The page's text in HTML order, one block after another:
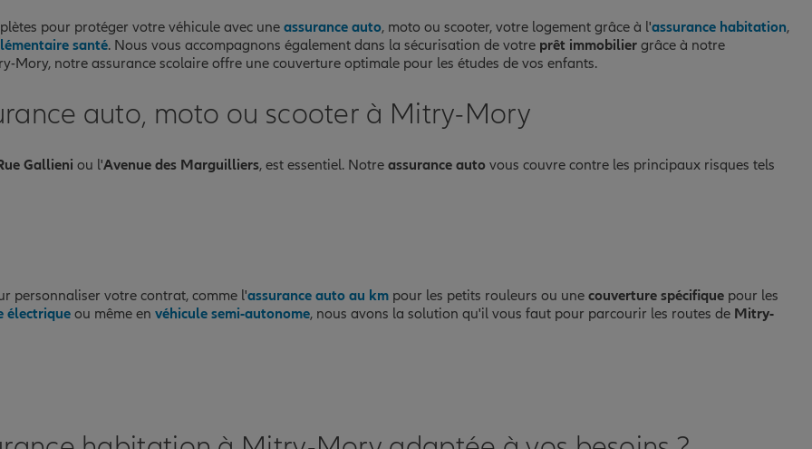
pour protéger votre véhicule avec une assurance auto, moto ou scooter, votre logement grâce à l'assurance habitation,
santé. Nous vous accompagnons également dans la sécurisation de votre prêt immobilier grâce à notre
Mory, notre assurance scolaire offre une couverture optimale pour les études de vos enfants.
auto, moto ou scooter à Mitry-Mory
Gallieni ou l'Avenue des Marguilliers, est essentiel. Notre assurance auto vous couvre contre les principaux risques tels
personnaliser votre contrat, comme l'assurance auto au km pour les petits rouleurs ou une couverture spécifique pour les
électriqueou même en véhicule semi-autonome, nous avons la solution qu'il vous faut pour parcourir les routes de Mitry-